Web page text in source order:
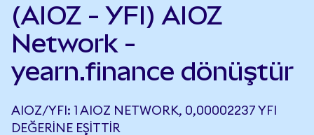
(AIOZ - YFI) AIOZ
Network -
yearn.finance dönüştür
AIOZ/YFI: 1 AIOZ NETWORK, 0,00002237 YFI
DEĞERINE EŞITTIR